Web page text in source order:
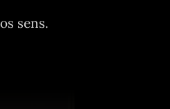
sens.